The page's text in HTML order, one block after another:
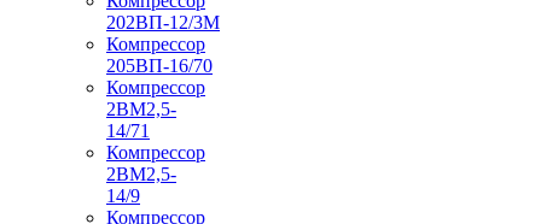
202ВП-12/3М
Компрессор
205ВП-16/70
Компрессор
2ВМ2,5-
14/71
Компрессор
2ВМ2,5-
14/9
Компрессор